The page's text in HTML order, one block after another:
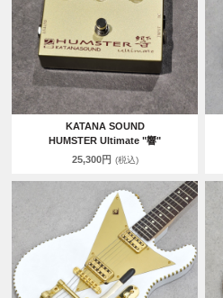
KATANA SOUND
HUMSTER Ultimate "響"
25,300円 (税込)